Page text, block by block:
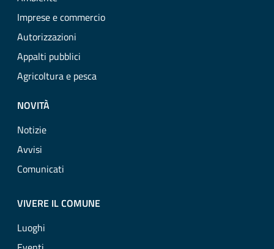
Imprese e commercio
Autorizzazioni
Appalti pubblici
Agricoltura e pesca
NOVITÀ
Notizie
Avvisi
Comunicati
VIVERE IL COMUNE
Luoghi